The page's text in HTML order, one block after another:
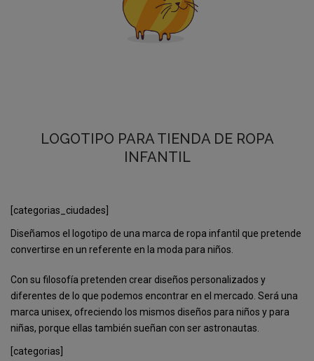
LOGOTIPO PARA TIENDA DE ROPA
INFANTIL
[categorias_ciudades]
Diseñamos el logotipo de una marca de ropa infantil que pretende
convertirse en un referente en la moda para niños.
Con su filosofía pretenden crear diseños personalizados y
diferentes de lo que podemos encontrar en el mercado. Será una
marca unisex, ofreciendo los mismos diseños para niños y para
niñas, porque ellas también sueñan con ser astronautas.
[categorias]